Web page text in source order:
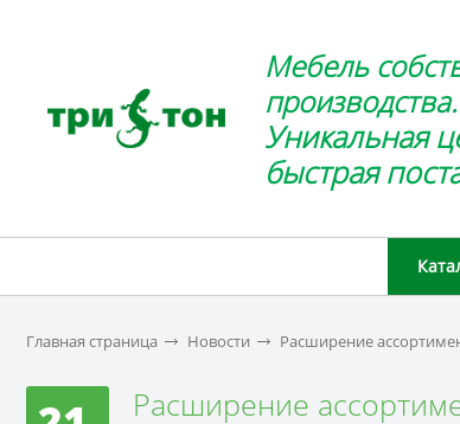
Мебель
производства.
Уникальная
быстрая
Главная страница Новости Расширение
Расширение